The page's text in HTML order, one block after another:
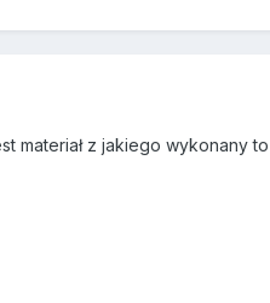
materiał z jakiego wykonany to